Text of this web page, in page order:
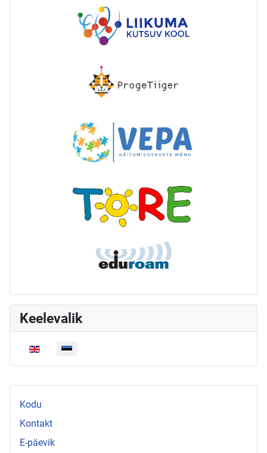
Kodu
Kontakt
E-päevik
Keelevalik
Vali keel